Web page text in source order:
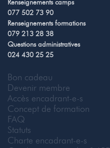
Renseignements camps
077 502 73 90
Renseignements formations
079 213 28 38
Questions administratives
024 430 25 25
Bon cadeau
Devenir membre
Accès encadrant-e-s
Concept de formation
FAQ
Statuts
Charte encadrant-e-s